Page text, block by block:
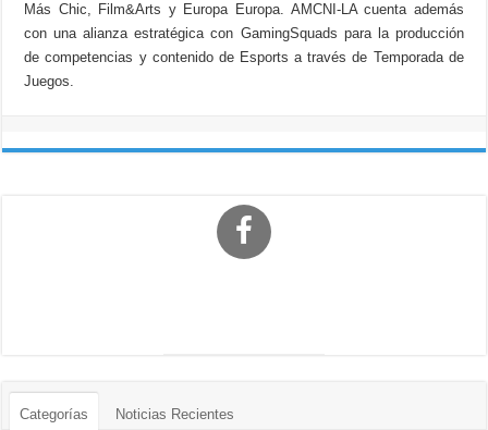
Más Chic, Film&Arts y Europa Europa. AMCNI-LA cuenta además
con una alianza estratégica con GamingSquads para la producción
de competencias y contenido de Esports a través de Temporada de
Juegos.
Categorías Noticias Recientes